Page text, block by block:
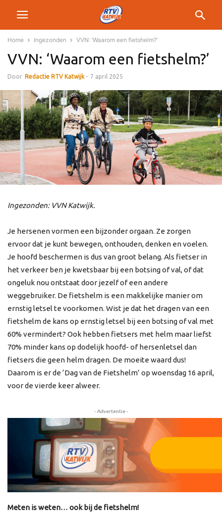
Home Ingezonden VVN: ‘Waarom een fietshelm?’
VVN: ‘Waarom een fietshelm?’
Door Redactie RTV Katwijk - 7 april 2025
Ingezonden: VVN Katwijk.
Je hersenen vormen een bijzonder orgaan. Ze zorgen
ervoor dat je kunt bewegen, onthouden, denken en voelen.
Je hoofd beschermen is dus van groot belang. Als fietser in
het verkeer ben je kwetsbaar bij een botsing of val, of dat
ongeluk nou ontstaat door jezelf of een andere
weggebruiker. De fietshelm is een makkelijke manier om
ernstig letsel te voorkomen. Wist je dat het dragen van een
fietshelm de kans op ernstig letsel bij een botsing of val met
60% vermindert? Ook hebben fietsers met helm maar liefst
70% minder kans op dodelijk hoofd- of hersenletsel dan
fietsers die geen helm dragen. De moeite waard dus!
Daarom is er de ‘Dag van de Fietshelm’ op woensdag 16 april,
voor de vierde keer alweer.
- Advertentie -
Meten is weten… ook bij de fietshelm!